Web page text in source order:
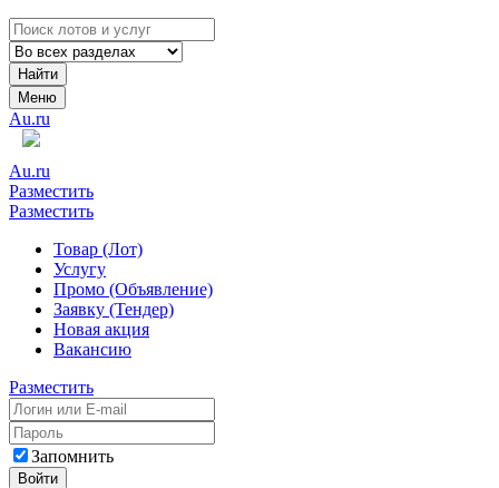
Найти
Меню
Au.ru
Au.ru
Разместить
Разместить
Товар (Лот)
Услугу
Промо (Объявление)
Заявку (Тендер)
Новая акция
Вакансию
Разместить
Запомнить
Войти